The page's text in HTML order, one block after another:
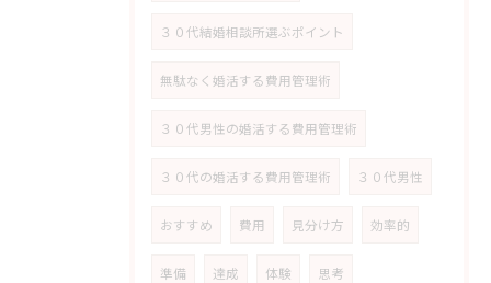
３０代結婚相談所選ぶポイント
無駄なく婚活する費用管理術
３０代男性の婚活する費用管理術
３０代の婚活する費用管理術 ３０代男性
おすすめ 費用 見分け方 効率的
準備 達成 体験 思考